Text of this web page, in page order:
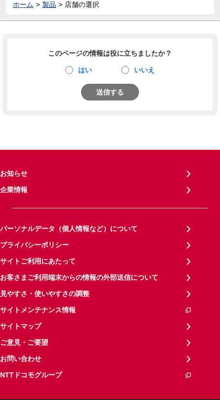
ホーム 製品 店舗の選択
このページの情報は役に立ちましたか？
はい いいえ
送信する
お知らせ
企業情報
パーソナルデータ（個人情報など）について
プライバシーポリシー
サイトご利用にあたって
お客さまご利用端末からの情報の外部送信について
見やすさ・使いやすさの調整
サイトメンテナンス情報
サイトマップ
ご意見・ご要望
お問い合わせ
NTTドコモグループ